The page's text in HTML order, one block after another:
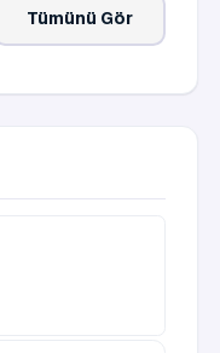
Tümünü Gör